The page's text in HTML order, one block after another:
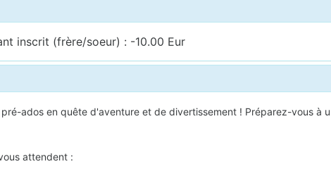
inscrit (frère/soeur) : -10.00 Eur
ados en quête d'aventure et de divertissement ! Préparez-vous à
attendent :